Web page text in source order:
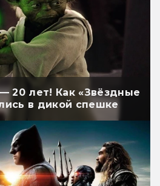
20 лет! Как «Звёздные
в дикой спешке